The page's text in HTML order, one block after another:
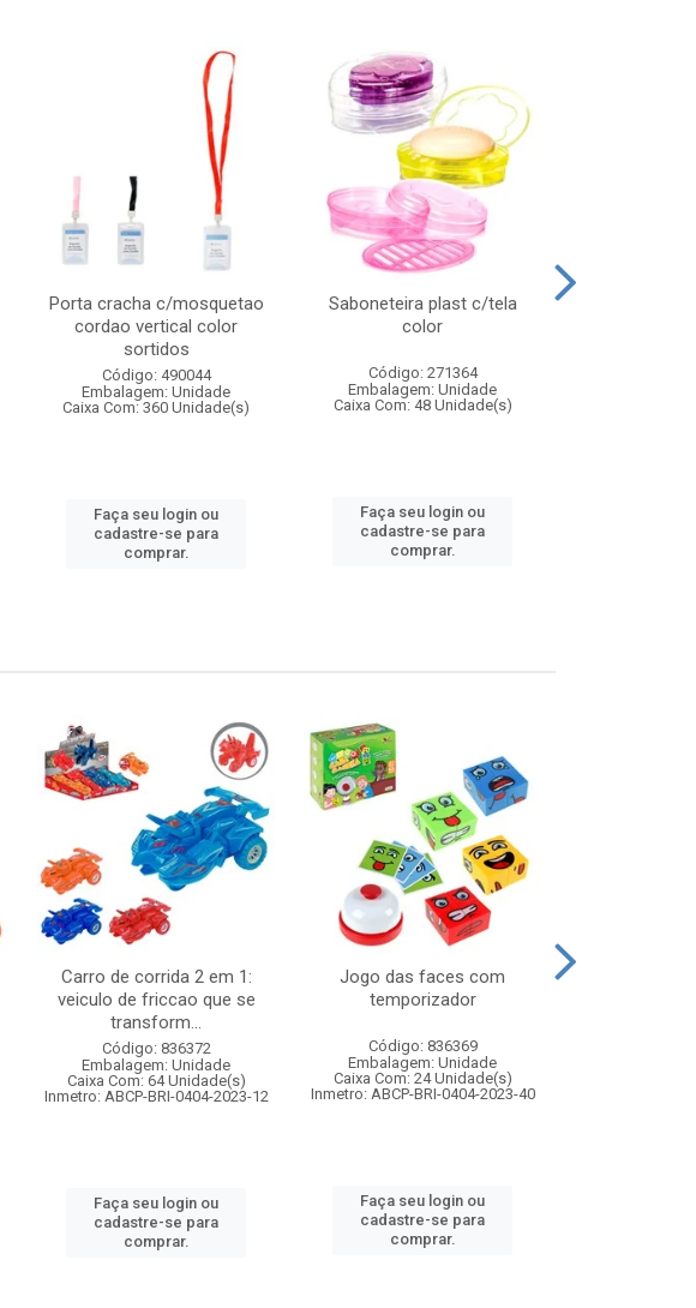
Porta cracha c/mosquetao
cordao vertical color
sortidos
Código: 490044
Embalagem: Unidade
Caixa Com: 360 Unidade(s)
Faça seu login ou
cadastre-se para
comprar.
Saboneteira plast c/tela
color
Código: 271364
Embalagem: Unidade
Caixa Com: 48 Unidade(s)
Faça seu login ou
cadastre-se para
comprar.
Carro de corrida 2 em 1:
veiculo de friccao que se
transform...
Código: 836372
Embalagem: Unidade
Caixa Com: 64 Unidade(s)
Inmetro: ABCP-BRI-0404-2023-12
Faça seu login ou
cadastre-se para
comprar.
Jogo das faces com
temporizador
Código: 836369
Embalagem: Unidade
Caixa Com: 24 Unidade(s)
Inmetro: ABCP-BRI-0404-2023-40
Faça seu login ou
cadastre-se para
comprar.